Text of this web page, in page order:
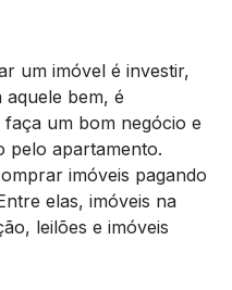
um imóvel é investir,
bem, é
um bom negócio e
pelo apartamento.
imóveis pagando
elas, imóveis na
leilões e imóveis